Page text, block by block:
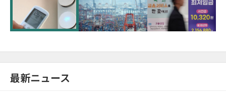
に需給対応体制を点検
最新ニュース